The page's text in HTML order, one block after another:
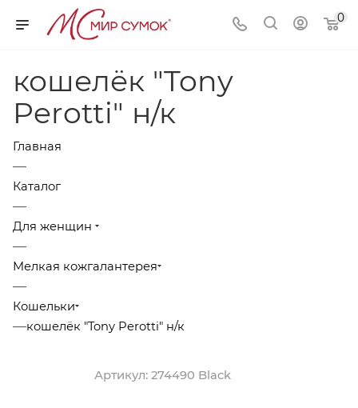
0
кошелёк "Tony
Perotti" н/к
Главная
—
Каталог
—
Для женщин
—
Мелкая кожгалантерея
—
Кошельки
—кошелёк "Tony Perotti" н/к
Артикул: 274490 Black